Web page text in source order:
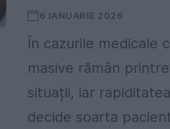
6 IANUARIE 2026
În cazurile medicale
masive rămân
situații, iar
decide soarta